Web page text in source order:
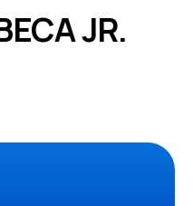
JR.